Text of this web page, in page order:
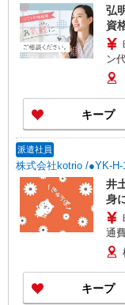
弘
資
ン
キープ
派遣社員
株式会社kotrio /●YK-H-
井
身
通
キープ